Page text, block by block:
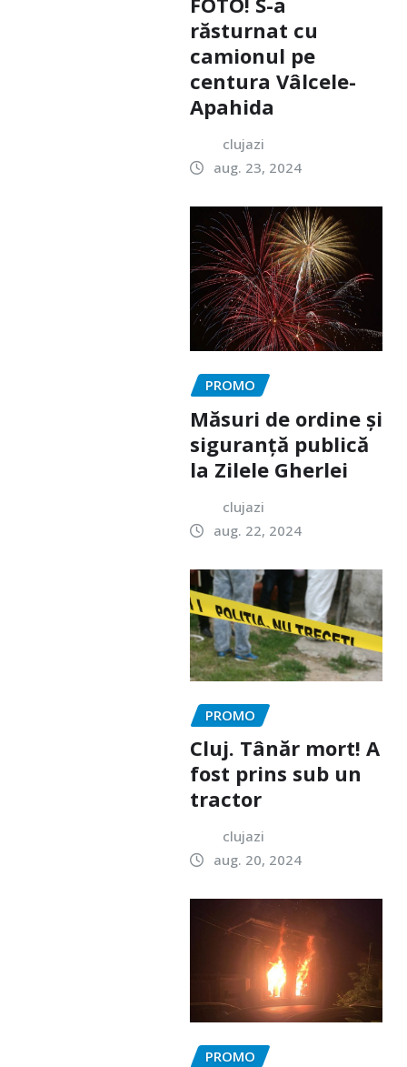
răsturnat cu
camionul pe
centura Vâlcele-
Apahida
clujazi
aug. 23, 2024
PROMO
Măsuri de ordine și
siguranță publică
la Zilele Gherlei
clujazi
aug. 22, 2024
PROMO
Cluj. Tânăr mort! A
fost prins sub un
tractor
clujazi
aug. 20, 2024
PROMO